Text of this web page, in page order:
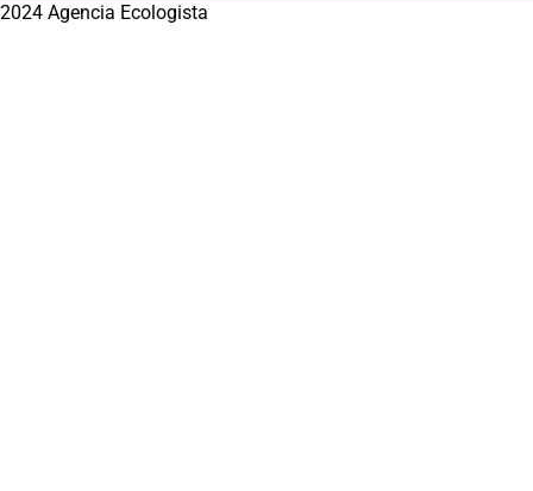
2024 Agencia Ecologista